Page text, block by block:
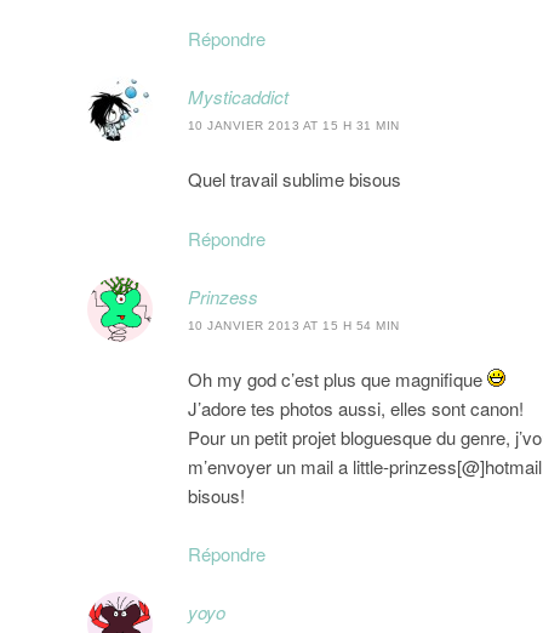
Répondre
Mysticaddict
10 JANVIER 2013 AT 15 H 31 MIN
Quel travail sublime bisous
Répondre
Prinzess
10 JANVIER 2013 AT 15 H 54 MIN
Oh my god c’est plus que magnifique
J’adore tes photos aussi, elles sont canon!
Pour un petit projet bloguesque du genre,
m’envoyer un mail a little-
bisous!
Répondre
yoyo